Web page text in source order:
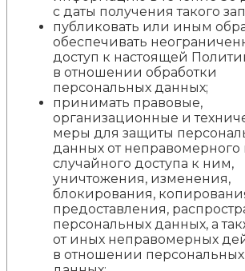
с даты получения такого
публиковать или иным
обеспечивать
доступ к настоящей
в отношении обработки
персональных данных;
принимать правовые,
организационные и
меры для защиты
данных от неправомерного
случайного доступа к ним,
уничтожения, изменения,
блокирования,
предоставления,
персональных данных, а
от иных неправомерных
в отношении персональных